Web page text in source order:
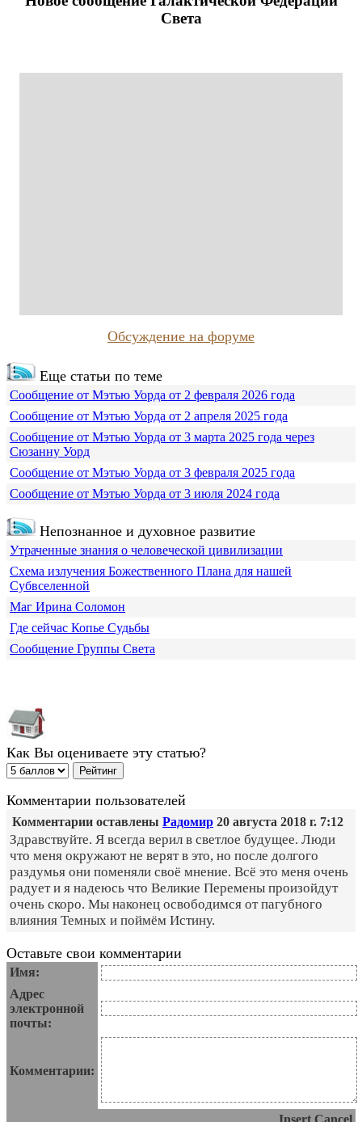
Света
Обсуждение на форуме
Еще статьи по теме
Сообщение от Мэтью Уорда от 2 февраля 2026 года
Сообщение от Мэтью Уорда от 2 апреля 2025 года
Сообщение от Мэтью Уорда от 3 марта 2025 года через
Сюзанну Уорд
Сообщение от Мэтью Уорда от 3 февраля 2025 года
Сообщение от Мэтью Уорда от 3 июля 2024 года
Непознанное и духовное развитие
Утраченные знания о человеческой цивилизации
Схема излучения Божественного Плана для нашей
Субвселенной
Маг Ирина Соломон
Где сейчас Копье Судьбы
Сообщение Группы Света
Как Вы оцениваете эту статью?
Комментарии пользователей
Комментарии оставлены Радомир 20 августа 2018 г. 7:12
Здравствуйте. Я всегда верил в светлое будущее. Люди
что меня окружают не верят в это, но после долгого
раздумья они поменяли своё мнение. Всё это меня очень
радует и я надеюсь что Великие Перемены произойдут
очень скоро. Мы наконец освободимся от пагубного
влияния Темных и поймём Истину.
Оставьте свои комментарии
Имя:
Адрес
электронной
почты:
Комментарии:
Insert Cancel